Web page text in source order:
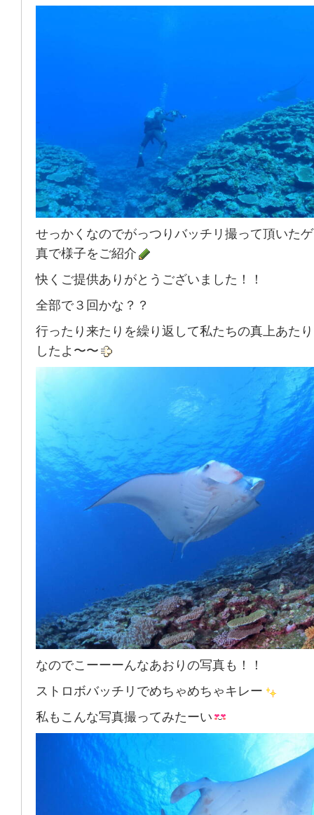
せっかくなのでがっつりバッチリ撮って頂いた
真で様子をご紹介
快くご提供ありがとうございました！！
全部で３回かな？？
行ったり来たりを繰り返して私たちの真上あた
したよ〜〜
なのでこーーーんなあおりの写真も！！
ストロボバッチリでめちゃめちゃキレー
私もこんな写真撮ってみたーい